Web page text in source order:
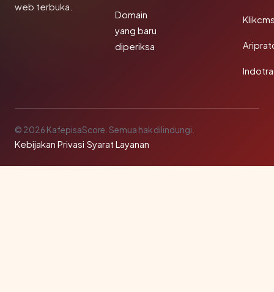
web terbuka.
Domain
yang baru
diperiksa
© 2026 KafepisaScore. Semua hak dilindungi.
Kebijakan Privasi·Syarat Layanan